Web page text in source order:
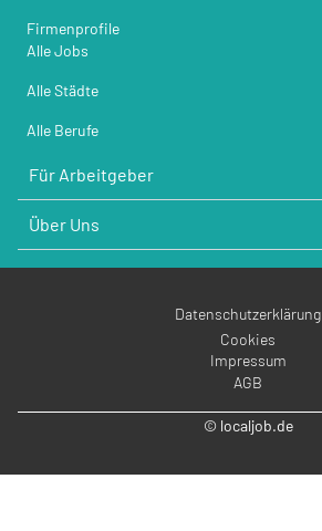
Firmenprofile
Alle Jobs
Alle Städte
Alle Berufe
Für Arbeitgeber
Über Uns
Datenschutzerklärung
Cookies
Impressum
AGB
© localjob.de